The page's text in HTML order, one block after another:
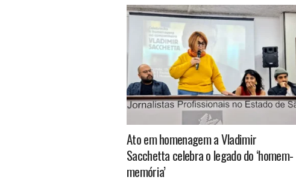
Ato em homenagem a Vladimir
Sacchetta celebra o legado do ‘homem-
memória’